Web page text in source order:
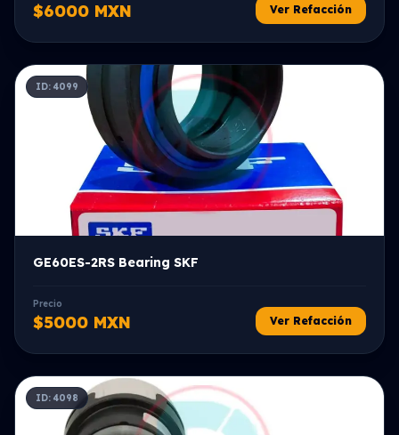
$6000 MXN Ver Refacción
ID: 4099
GE60ES-2RS Bearing SKF
Precio
$5000 MXN Ver Refacción
ID: 4098